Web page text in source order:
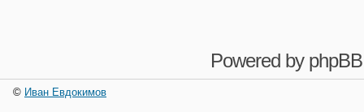
Powered by phpBB
© Иван Евдокимов